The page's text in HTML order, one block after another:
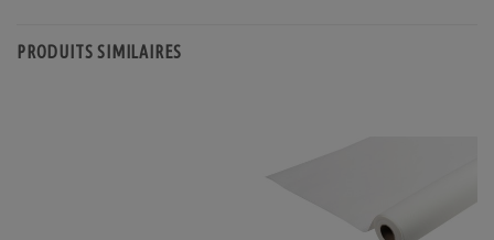
PRODUITS SIMILAIRES